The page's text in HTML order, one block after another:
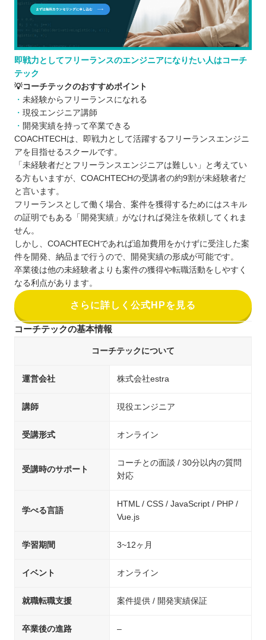
即戦力としてフリーランスのエンジニアになりたい人はコーチ
テック
💡コーチテックのおすすめポイント
未経験からフリーランスになれる
現役エンジニア講師
開発実績を持って卒業できる
COACHTECHは、即戦力として活躍するフリーランスエンジニ
アを目指せるスクールです。
「未経験者だとフリーランスエンジニアは難しい」と考えてい
る方もいますが、COACHTECHの受講者の約9割が未経験者だ
と言います。
フリーランスとして働く場合、案件を獲得するためにはスキル
の証明でもある「開発実績」がなければ発注を依頼してくれま
せん。
しかし、COACHTECHであれば追加費用をかけずに受注した案
件を開発、納品まで行うので、開発実績の形成が可能です。
卒業後は他の未経験者よりも案件の獲得や転職活動をしやすく
なる利点があります。
さらに詳しく公式HPを見る
コーチテックの基本情報
コーチテックについて
運営会社 株式会社estra
講師 現役エンジニア
受講形式 オンライン
受講時のサポート
コーチとの面談 / 30分以内の質問
対応
学べる言語
HTML / CSS / JavaScript / PHP /
Vue.js
学習期間 3~12ヶ月
イベント オンライン
就職転職支援 案件提供 / 開発実績保証
卒業後の進路 –